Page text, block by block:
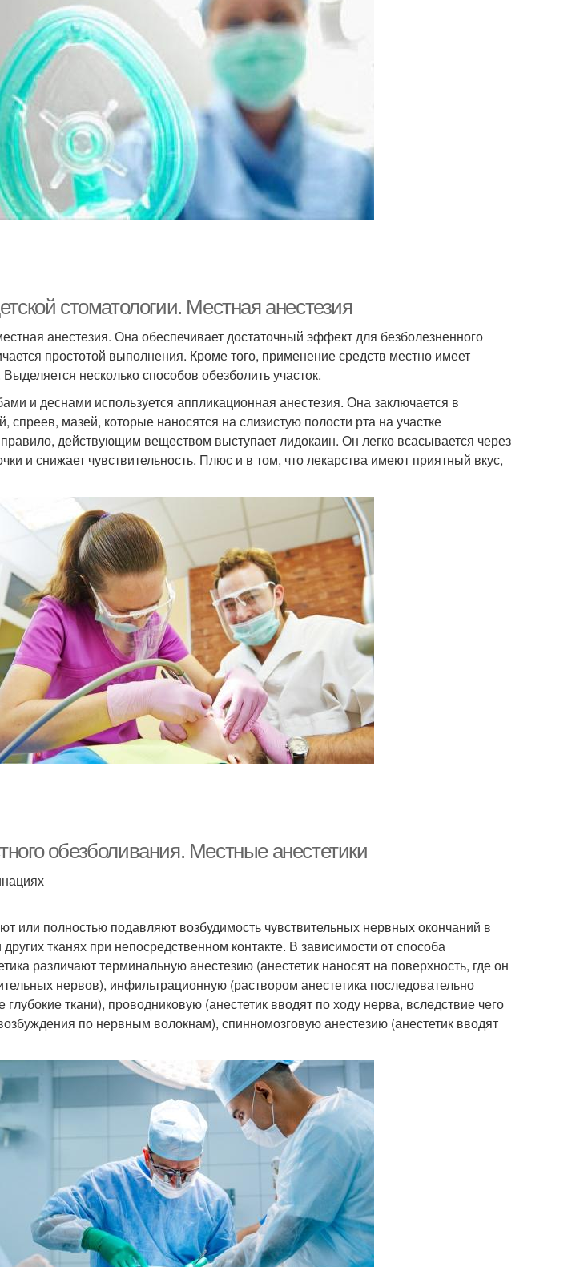
стоматологии. Местная анестезия
анестезия. Она обеспечивает достаточный эффект для безболезненного
простотой выполнения. Кроме того, применение средств местно имеет
несколько способов обезболить участок.
и деснами используется аппликационная анестезия. Она заключается в
спреев, мазей, которые наносятся на слизистую полости рта на участке
действующим веществом выступает лидокаин. Он легко всасывается через
и снижает чувствительность. Плюс и в том, что лекарства имеют приятный вкус,
обезболивания. Местные анестетики
или полностью подавляют возбудимость чувствительных нервных окончаний в
тканях при непосредственном контакте. В зависимости от способа
различают терминальную анестезию (анестетик наносят на поверхность, где он
нервов), инфильтрационную (раствором анестетика последовательно
ткани), проводниковую (анестетик вводят по ходу нерва, вследствие чего
по нервным волокнам), спинномозговую анестезию (анестетик вводят